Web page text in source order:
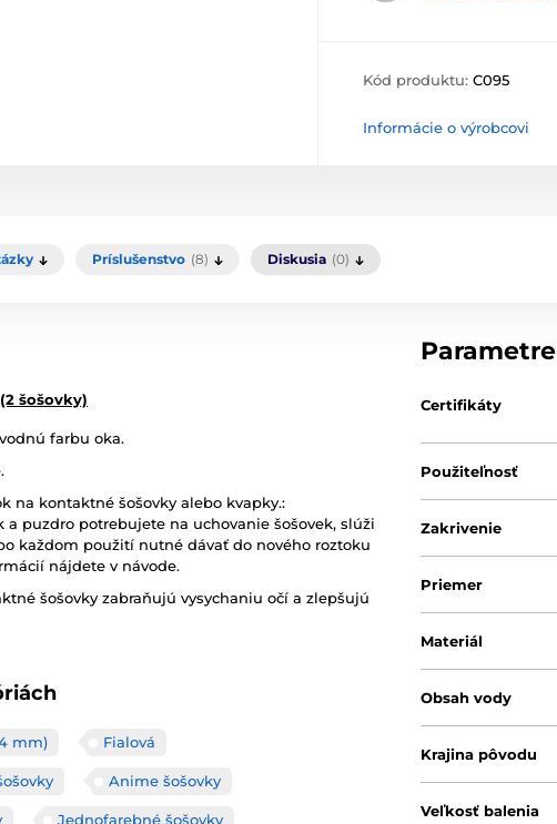
Kód produktu: C095
Informácie o výrobcovi
Príslušenstvo (8) Diskusia (0)
šošovky)
farbu oka.
na kontaktné šošovky alebo kvapky.:
a puzdro potrebujete na uchovanie šošovek, slúži
každom použití nutné dávať do nového roztoku
nájdete v návode.
šošovky zabraňujú vysychaniu očí a zlepšujú
mm) Fialová
Anime šošovky
Jednofarebné šošovky
Parametre
Certifikáty
Použiteľnosť
Zakrivenie
Priemer
Materiál
Obsah vody
Krajina pôvodu
Veľkosť balenia